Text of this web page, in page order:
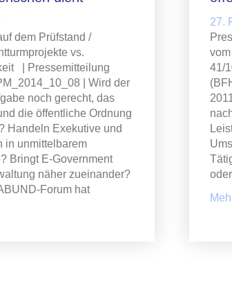
dem Prüfstand /
vs.
| Pressemitteilung
| Wird der
noch gerecht, das
die öffentliche Ordnung
Handeln Exekutive und
in unmittelbarem
Bringt E-Government
näher zueinander?
Forum hat
27.
41/